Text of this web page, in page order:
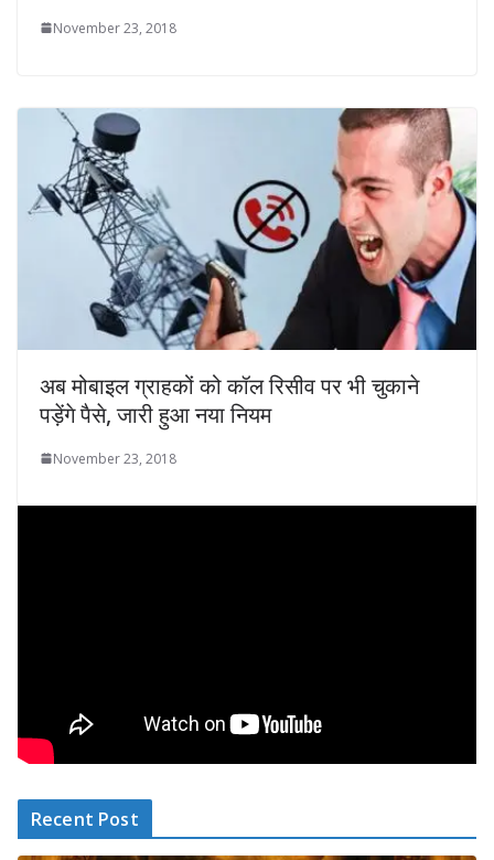
November 23, 2018
अब मोबाइल ग्राहकों को कॉल रिसीव पर भी चुकाने
पड़ेंगे पैसे, जारी हुआ नया नियम
November 23, 2018
Recent Post